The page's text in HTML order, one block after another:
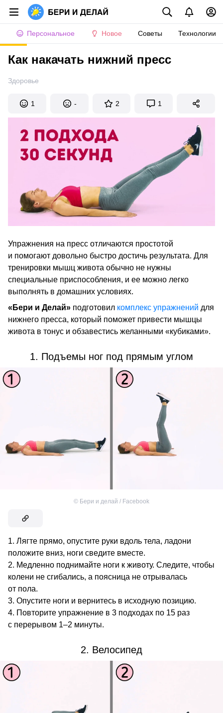
Персональное Новое Советы Технологии
Как накачать нижний пресс
Здоровье
1 - 2 1
Упражнения на пресс отличаются простотой
и помогают довольно быстро достичь результата. Для
тренировки мышц живота обычно не нужны
специальные приспособления, и ее можно легко
выполнять в домашних условиях.
«Бери и Делай» подготовил комплекс упражнений для
нижнего пресса, который поможет привести мышцы
живота в тонус и обзавестись желанными «кубиками».
1. Подъемы ног под прямым углом
© Бери и делай / Facebook
Лягте прямо, опустите руки вдоль тела, ладони
положите вниз, ноги сведите вместе.
Медленно поднимайте ноги к животу. Следите, чтобы
колени не сгибались, а поясница не отрывалась
от пола.
Опустите ноги и вернитесь в исходную позицию.
Повторите упражнение в 3 подходах по 15 раз
с перерывом 1–2 минуты.
2. Велосипед